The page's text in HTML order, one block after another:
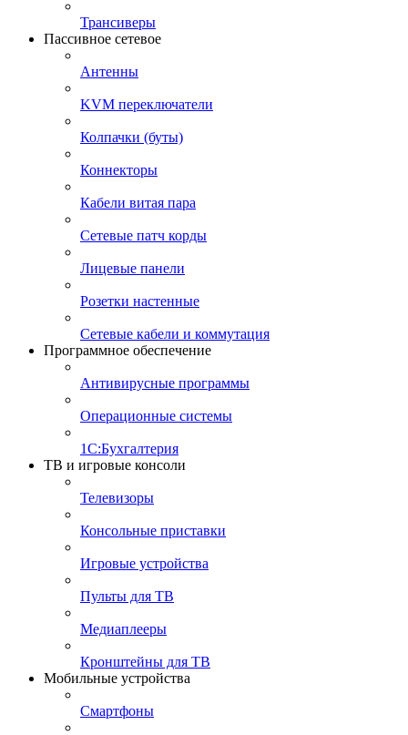
Трансиверы
Пассивное сетевое
Антенны
KVM переключатели
Колпачки (буты)
Коннекторы
Кабели витая пара
Сетевые патч корды
Лицевые панели
Розетки настенные
Сетевые кабели и коммутация
Программное обеспечение
Антивирусные программы
Операционные системы
1С:Бухгалтерия
ТВ и игровые консоли
Телевизоры
Консольные приставки
Игровые устройства
Пульты для ТВ
Медиаплееры
Кронштейны для ТВ
Мобильные устройства
Смартфоны